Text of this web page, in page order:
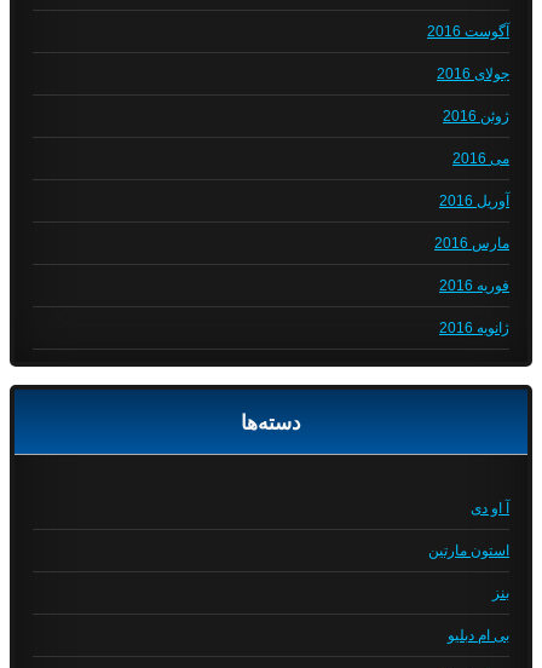
آگوست 2016
جولای 2016
ژوئن 2016
می 2016
آوریل 2016
مارس 2016
فوریه 2016
ژانویه 2016
دسته‌ها
آ او دی
استون مارتین
بنز
بی ام دبلیو